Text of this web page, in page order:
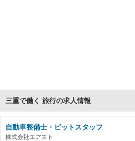
三重で働く 旅行の求人情報
自動車整備士・ピットスタッフ
株式会社エアスト